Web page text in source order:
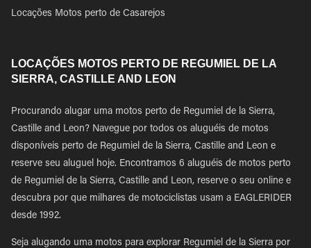
Locações Motos perto de Casarejos
LOCAÇÕES MOTOS PERTO DE REGUMIEL DE LA
SIERRA, CASTILLE AND LEON
Procurando alugar uma motos perto de Regumiel de la Sierra,
Castille and Leon? Navegue por todos os aluguéis de motos
disponíveis perto de Regumiel de la Sierra, Castille and Leon e
reserve seu aluguel hoje. Encontramos 6 aluguéis de motos perto
de Regumiel de la Sierra, Castille and Leon, reserve o seu online e
descubra por que milhares de motociclistas usam a EAGLERIDER
desde 1992.
Seja alugando uma motos para explorar Regumiel de la Sierra por